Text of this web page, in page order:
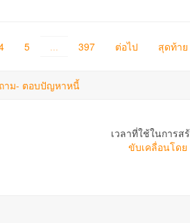
5 ... 397 ต่อไป สุดท้าย
าม- ตอบปัญหาหนี้
เวลาที่ใช้ในการส
ขับเคลื่อนโดย